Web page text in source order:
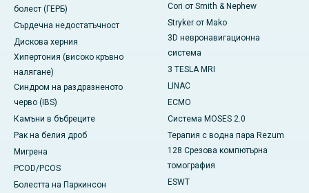
болест (ГЕРБ)
Сърдечна недостатъчност
Дискова херния
Хипертония (високо кръвно
налягане)
Синдром на раздразненото
черво (IBS)
Камъни в бъбреците
Рак на белия дроб
Мигрена
PCOD/PCOS
Болестта на Паркинсон
Cori от Smith & Nephew
Stryker от Mako
3D невронавигационна
система
3 TESLA MRI
LINAC
ECMO
Система MOSES 2.0
Терапия с водна пара Rezum
128 Срезова компютърна
томография
ESWT